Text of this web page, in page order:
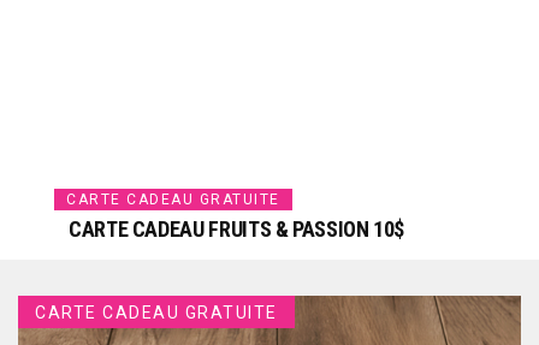
CARTE CADEAU GRATUITE
CARTE CADEAU FRUITS & PASSION 10$
CARTE CADEAU GRATUITE